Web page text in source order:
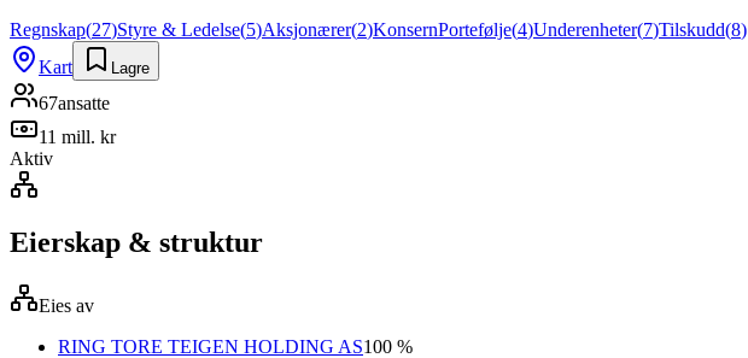
Regnskap(27)Styre & Ledelse(5)Aksjonærer(2)KonsernPortefølje(4)Underenheter(7)Tilskudd(8)
Kart
Lagre
67ansatte
11 mill. kr
Aktiv
Eierskap & struktur
Eies av
RING TORE TEIGEN HOLDING AS100 %